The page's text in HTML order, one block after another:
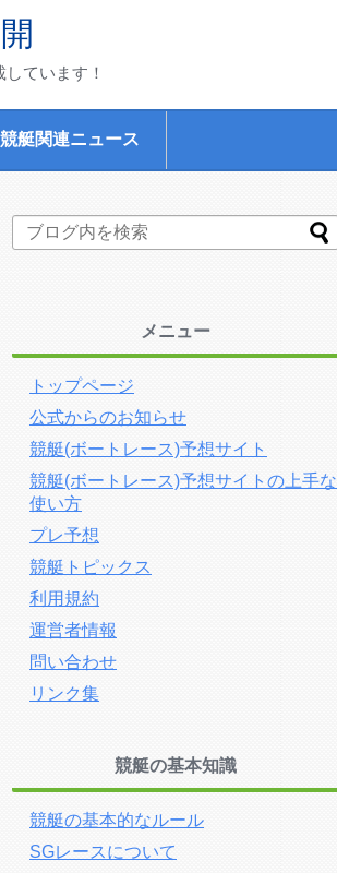
ています！
競艇関連ニュース
メニュー
トップページ
公式からのお知らせ
競艇(ボートレース)予想サイト
競艇(ボートレース)予想サイトの上手な
使い方
プレ予想
競艇トピックス
利用規約
運営者情報
問い合わせ
リンク集
競艇の基本知識
競艇の基本的なルール
SGレースについて